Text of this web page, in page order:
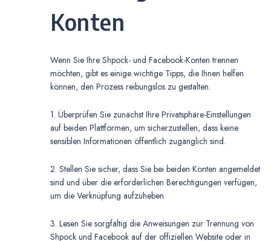
Konten
Wenn Sie Ihre Shpock- und Facebook-Konten trennen
möchten, gibt es einige wichtige Tipps, die Ihnen helfen
können, den Prozess reibungslos zu gestalten.
1. Überprüfen Sie zunächst Ihre Privatsphäre-Einstellungen
auf beiden Plattformen, um sicherzustellen, dass keine
sensiblen Informationen öffentlich zugänglich sind.
2. Stellen Sie sicher, dass Sie bei beiden Konten angemeldet
sind und über die erforderlichen Berechtigungen verfügen,
um die Verknüpfung aufzuheben.
3. Lesen Sie sorgfältig die Anweisungen zur Trennung von
Shpock und Facebook auf der offiziellen Website oder in